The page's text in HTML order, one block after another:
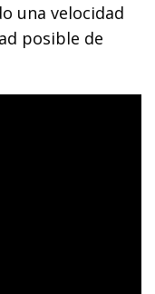
una velocidad
posible de